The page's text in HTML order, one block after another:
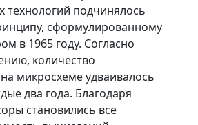
технологий подчинялось
сформулированному
в 1965 году. Согласно
количество
микросхеме удваивалось
два года. Благодаря
становились всё